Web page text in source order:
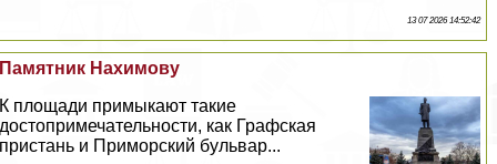
13 07 2026 14:52:42
Памятник Нахимову
К площади примыкают такие
достопримечательности, как Графская
пристань и Приморский бульвар...